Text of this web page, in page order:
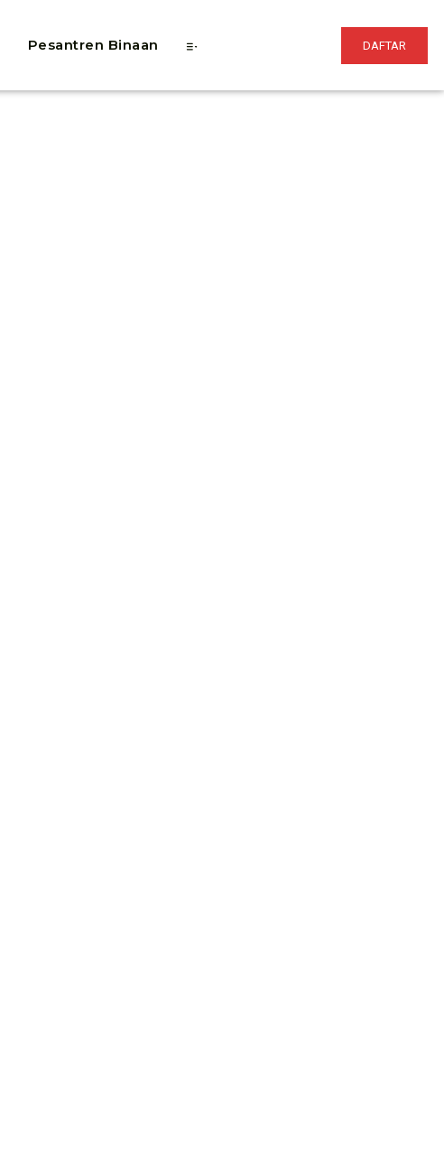
Pesantren Binaan DAFTAR